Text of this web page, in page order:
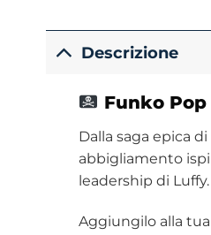
Descrizione
Funko
Dalla saga epica
abbigliamento
leadership di Luffy.
Aggiungilo alla